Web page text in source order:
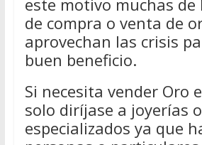
de compra o venta de
aprovechan las crisis
buen beneficio.
Si necesita vender Oro
solo diríjase a joyerías
especializados ya que